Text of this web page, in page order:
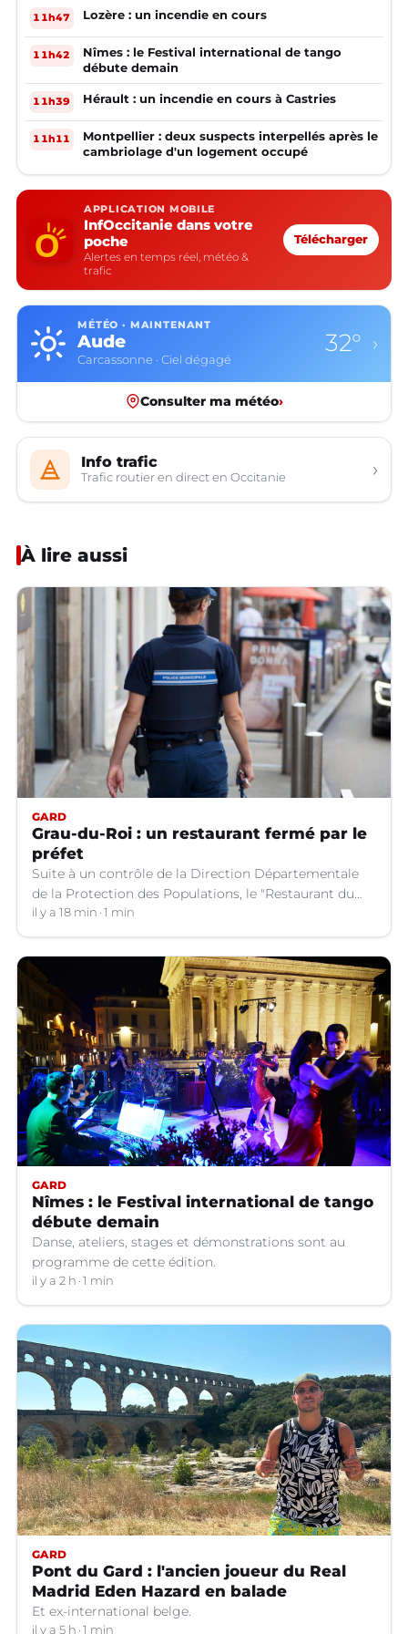
11h47 Lozère : un incendie en cours
11h42
Nîmes : le Festival international de tango
débute demain
11h39 Hérault : un incendie en cours à Castries
11h11
Montpellier : deux suspects interpellés après le
cambriolage d'un logement occupé
APPLICATION MOBILE
InfOccitanie dans votre
poche
Alertes en temps réel, météo &
trafic
Télécharger
MÉTÉO · MAINTENANT
Aude
Carcassonne · Ciel dégagé
32° ›
Consulter ma météo›
Info trafic
Trafic routier en direct en Occitanie ›
À lire aussi
GARD
Grau-du-Roi : un restaurant fermé par le
préfet
Suite à un contrôle de la Direction Départementale
de la Protection des Populations, le "Restaurant du
Port" au Grau-du-Roi (Gard) doit fermer ses portes.
il y a 18 min 1 min
GARD
Nîmes : le Festival international de tango
débute demain
Danse, ateliers, stages et démonstrations sont au
programme de cette édition.
il y a 2 h 1 min
GARD
Pont du Gard : l'ancien joueur du Real
Madrid Eden Hazard en balade
Et ex-international belge.
il y a 5 h 1 min